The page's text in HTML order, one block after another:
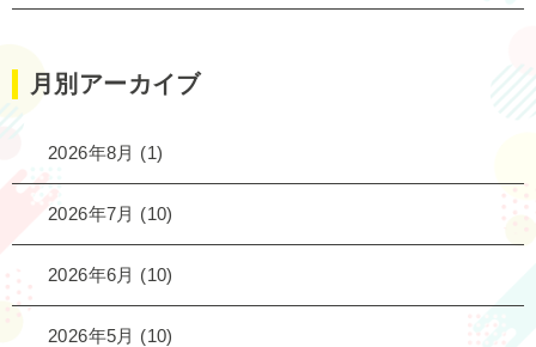
月別アーカイブ
2026年8月 (1)
2026年7月 (10)
2026年6月 (10)
2026年5月 (10)